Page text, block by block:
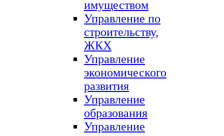
имуществом
Управление по
строительству,
ЖКХ
Управление
экономического
развития
Управление
образования
Управление